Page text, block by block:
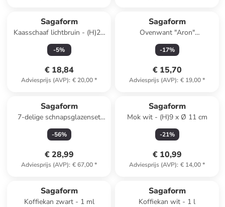
Sagaform
Kaasschaaf lichtbruin - (H)23
cm
-5%
€ 18,84
Adviesprijs (AVP): € 20,00*
Sagaform
Ovenwant "Aron"
donkerblauw - (L)30 x (B)16
cm
-17%
€ 15,70
Adviesprijs (AVP): € 19,00*
Sagaform
7-delige schnapsglazenset
lichtbruin - (H)4 x Ø 13 cm
-56%
€ 28,99
Adviesprijs (AVP): € 67,00*
Sagaform
Mok wit - (H)9 x Ø 11 cm
-21%
€ 10,99
Adviesprijs (AVP): € 14,00*
Sagaform
Koffiekan zwart - 1 ml
Sagaform
Koffiekan wit - 1 l